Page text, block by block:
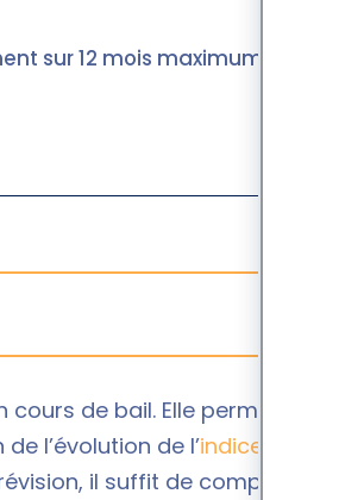
sur 12 mois maximum, sauf
de bail. Elle permet au
l’évolution de l’indice de
il suffit de comparer